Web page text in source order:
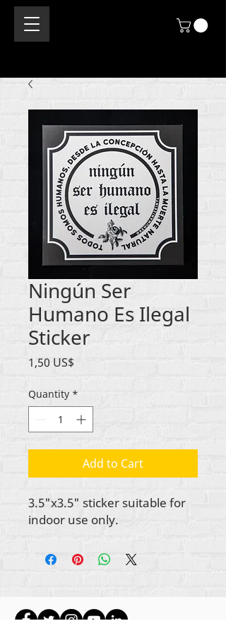
Ningún Ser
Humano Es Ilegal
Sticker
1,50 US$
Quantity *
Add to Cart
3.5"x3.5" sticker suitable for
indoor use only.